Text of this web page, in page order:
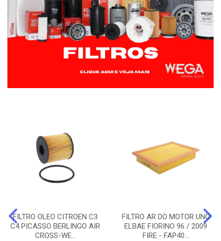
FILTRO OLEO CITROEN C3
C4 PICASSO BERLINGO AIR
CROSS-WE...
FILTRO AR DO MOTOR UNO
ELBAE FIORINO 96 / 2009
FIRE - FAP40...